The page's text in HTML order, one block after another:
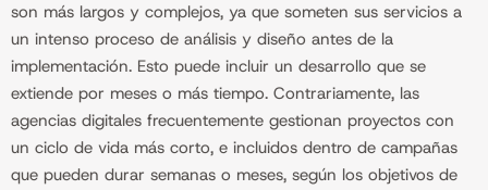
son más largos y complejos, ya que someten sus servicios a
un intenso proceso de análisis y diseño antes de la
implementación. Esto puede incluir un desarrollo que se
extiende por meses o más tiempo. Contrariamente, las
agencias digitales frecuentemente gestionan proyectos con
un ciclo de vida más corto, e incluidos dentro de campañas
que pueden durar semanas o meses, según los objetivos de